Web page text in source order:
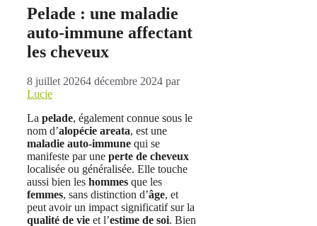
Pelade : une maladie
auto-immune affectant
les cheveux
8 juillet 20264 décembre 2024 par
Lucie
La pelade, également connue sous le
nom d’alopécie areata, est une
maladie auto-immune qui se
manifeste par une perte de cheveux
localisée ou généralisée. Elle touche
aussi bien les hommes que les
femmes, sans distinction d’âge, et
peut avoir un impact significatif sur la
qualité de vie et l’estime de soi. Bien